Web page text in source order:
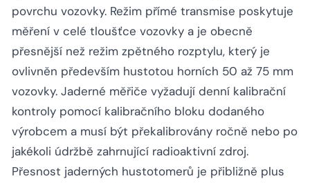
povrchu vozovky. Režim přímé transmise poskytuje
měření v celé tloušťce vozovky a je obecně
přesnější než režim zpětného rozptylu, který je
ovlivněn především hustotou horních 50 až 75 mm
vozovky. Jaderné měřiče vyžadují denní kalibrační
kontroly pomocí kalibračního bloku dodaného
výrobcem a musí být překalibrovány ročně nebo po
jakékoli údržbě zahrnující radioaktivní zdroj.
Přesnost jaderných hustotomerů je přibližně plus